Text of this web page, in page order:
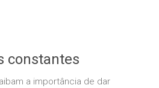
constantes
a importância de dar